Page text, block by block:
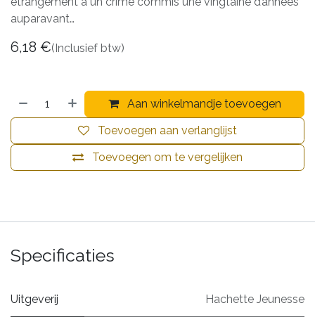
auparavant…
6,18 €(Inclusief btw)
Aan winkelmandje toevoegen
Toevoegen om te vergelijken
Toevoegen aan verlanglijst
Specificaties
Uitgeverij Hachette Jeunesse